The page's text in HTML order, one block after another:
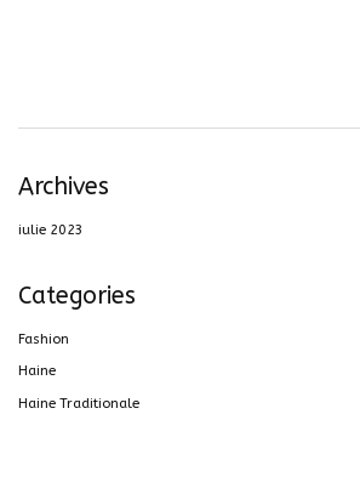
Archives
iulie 2023
Categories
Fashion
Haine
Haine Traditionale